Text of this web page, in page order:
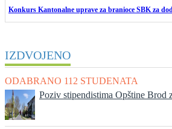
Konkurs Kantonalne uprave za branioce SBK za
IZDVOJENO
ODABRANO 112 STUDENATA
Poziv stipendistima Opštine Brod